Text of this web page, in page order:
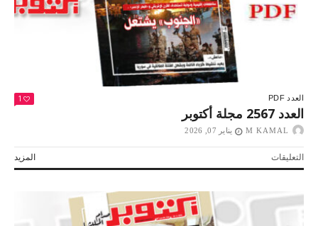
العدد PDF 1
العدد 2567 مجلة أكتوبر
M KAMAL يناير 07, 2026
المزيد التعليقاتعلى
العدد
مجلة
أكتوبر